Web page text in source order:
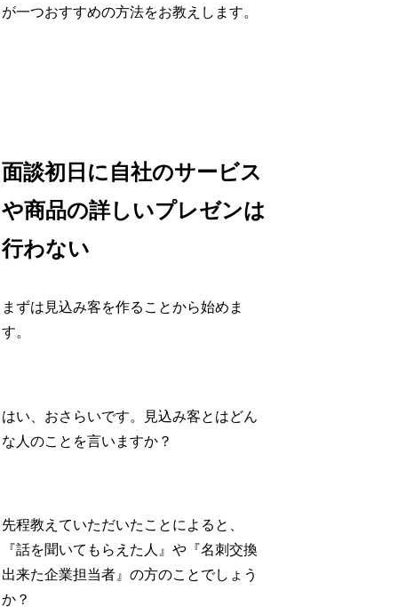
が一つおすすめの方法をお教えします。
面談初日に自社のサービス
や商品の詳しいプレゼンは
行わない
まずは見込み客を作ることから始めま
す。
はい、おさらいです。見込み客とはどん
な人のことを言いますか？
先程教えていただいたことによると、
『話を聞いてもらえた人』や『名刺交換
出来た企業担当者』の方のことでしょう
か？